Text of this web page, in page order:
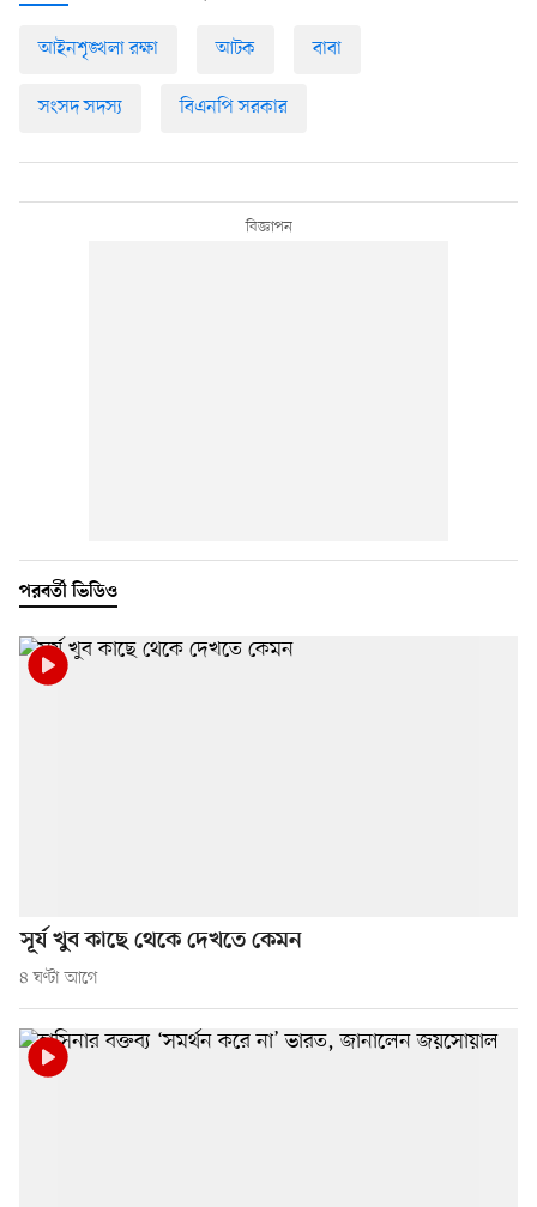
আইনশৃঙ্খলা রক্ষা আটক বাবা
সংসদ সদস্য বিএনপি সরকার
পরবর্তী ভিডিও
সূর্য খুব কাছে থেকে দেখতে কেমন
৪ ঘণ্টা আগে